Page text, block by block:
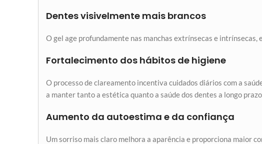
Dentes visivelmente mais brancos
O gel age profundamente nas manchas extrínsecas e
Fortalecimento dos hábitos de higiene
O processo de clareamento incentiva cuidados diários com a
a manter tanto a estética quanto a saúde dos dentes a longo
Aumento da autoestima e da confiança
Um sorriso mais claro melhora a aparência e proporciona maior